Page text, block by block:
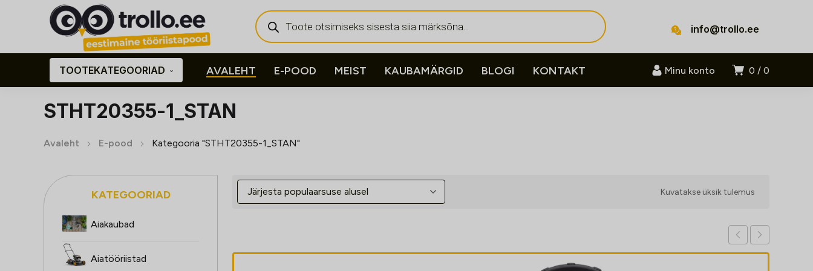
Products
search
info@trollo.ee
0 0
Minu konto
TOOTEKATEGOORIAD AVALEHT E-POOD MEIST KAUBAMÄRGID BLOGI KONTAKT
STHT20355-1_STAN
Avaleht E-pood Kategooria "STHT20355-1_STAN"
KATEGOORIAD
Aiakaubad
Aiatööriistad
Kuvatakse üksik tulemus